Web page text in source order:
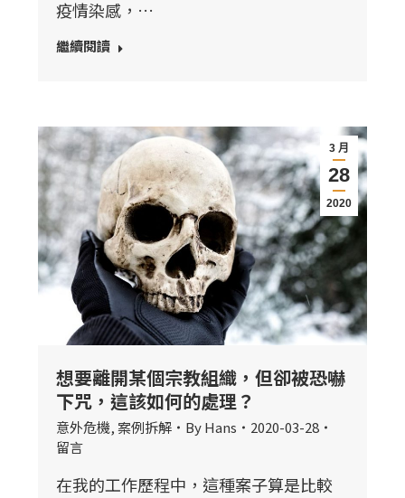
疫情染感，…
繼續閱讀
3 月
28
2020
想要離開某個宗教組織，但卻被恐嚇
下咒，這該如何的處理？
意外危機,案例拆解 ByHans
2020-03-28
留言
在我的工作歷程中，這種案子算是比較